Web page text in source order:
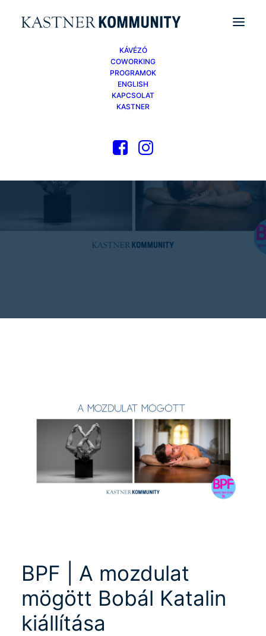
KÁVÉZÓ
COWORKING
PROGRAMOK
ENGLISH
KAPCSOLAT
KASTNER
BPF | A mozdulat
mögött Bobál Katalin
kiállítása